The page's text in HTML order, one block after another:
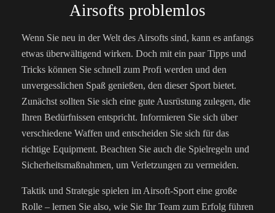
Airsofts problemlos
Wenn Sie neu in der Welt des Airsofts sind, kann es anfangs
etwas überwältigend wirken. Doch mit ein paar Tipps und
Tricks können Sie schnell zum Profi werden und den
unvergesslichen Spaß genießen, den dieser Sport bietet.
Zunächst sollten Sie sich eine gute Ausrüstung zulegen, die
Ihren Bedürfnissen entspricht. Informieren Sie sich über
verschiedene Waffen und entscheiden Sie sich für das
richtige Equipment. Beachten Sie auch die Spielregeln und
Sicherheitsmaßnahmen, um Verletzungen zu vermeiden.
Taktik und Strategie spielen im Airsoft-Sport eine große
Rolle – lernen Sie also, wie Sie Ihr Team zum Erfolg führen